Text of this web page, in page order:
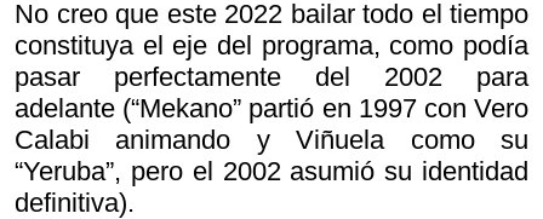
No creo que este 2022 bailar todo el tiempo
constituya el eje del programa, como podía
pasar perfectamente del 2002 para
adelante (“Mekano” partió en 1997 con Vero
Calabi animando y Viñuela como su
“Yeruba”, pero el 2002 asumió su identidad
definitiva).